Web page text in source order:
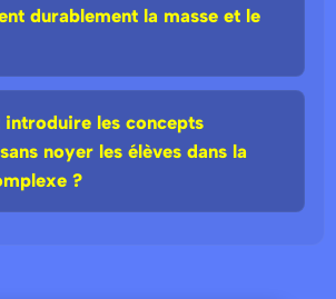
durablement la masse et le
les concepts
noyer les élèves dans la
?